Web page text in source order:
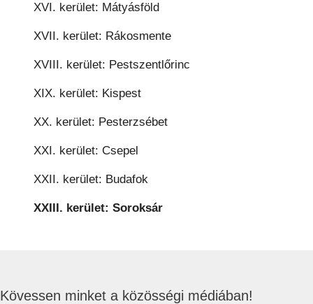
XVI. kerület: Mátyásföld
XVII. kerület: Rákosmente
XVIII. kerület: Pestszentlőrinc
XIX. kerület: Kispest
XX. kerület: Pesterzsébet
XXI. kerület: Csepel
XXII. kerület: Budafok
XXIII. kerület: Soroksár
Kövessen minket a közösségi médiában!